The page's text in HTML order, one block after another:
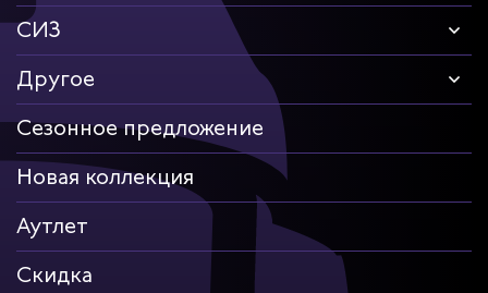
СИЗ
Другое
Сезонное предложение
Новая коллекция
Аутлет
Скидка